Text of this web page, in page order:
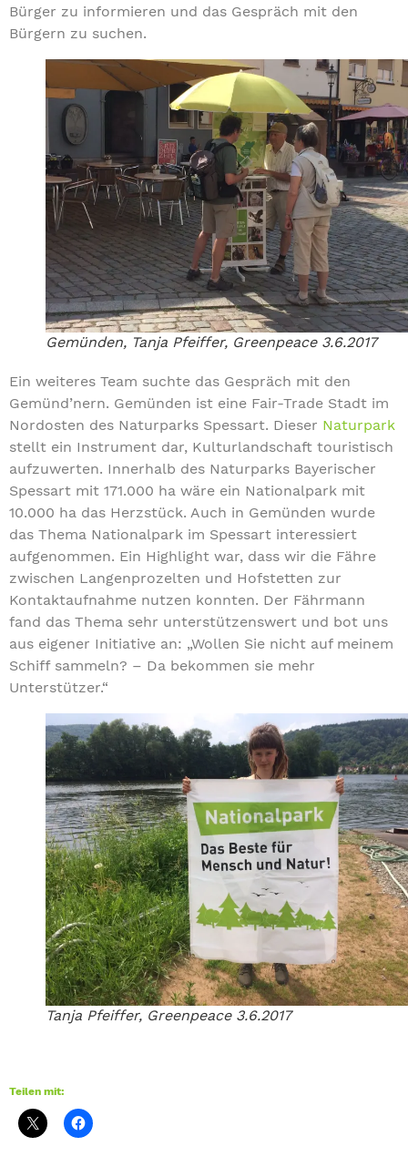
Bürger zu informieren und das Gespräch mit den
Bürgern zu suchen.
Gemünden, Tanja Pfeiffer, Greenpeace 3.6.2017
Ein weiteres Team suchte das Gespräch mit den
Gemünd’nern. Gemünden ist eine Fair-Trade Stadt im
Nordosten des Naturparks Spessart. Dieser Naturpark
stellt ein Instrument dar, Kulturlandschaft touristisch
aufzuwerten. Innerhalb des Naturparks Bayerischer
Spessart mit 171.000 ha wäre ein Nationalpark mit
10.000 ha das Herzstück. Auch in Gemünden wurde
das Thema Nationalpark im Spessart interessiert
aufgenommen. Ein Highlight war, dass wir die Fähre
zwischen Langenprozelten und Hofstetten zur
Kontaktaufnahme nutzen konnten. Der Fährmann
fand das Thema sehr unterstützenswert und bot uns
aus eigener Initiative an: „Wollen Sie nicht auf meinem
Schiff sammeln? – Da bekommen sie mehr
Unterstützer.“
Tanja Pfeiffer, Greenpeace 3.6.2017
Teilen mit: